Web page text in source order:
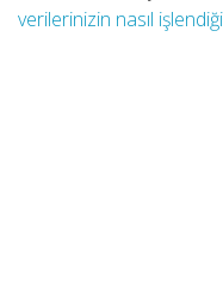
verilerinizin nasıl